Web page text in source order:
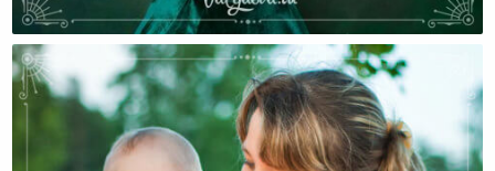
Как Мы Стали Издательством